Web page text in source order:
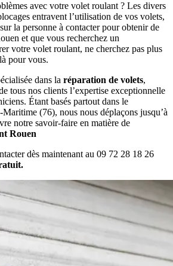
avec votre volet roulant ? Les divers
entravent l’utilisation de vos volets,
la personne à contacter pour obtenir de
et que vous recherchez un
votre volet roulant, ne cherchez pas plus
pour vous.
dans la réparation de volets,
tous nos clients l’expertise exceptionnelle
Étant basés partout dans le
Maritime (76), nous nous déplaçons jusqu’à
notre savoir-faire en matière de
Rouen
dès maintenant au 09 72 28 18 26